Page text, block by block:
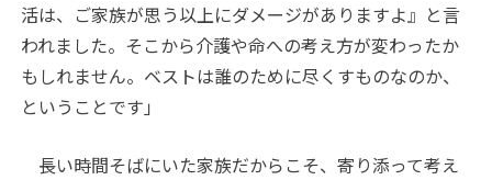
活は、ご家族が思う以上にダメージがありますよ』と言
われました。そこから介護や命への考え方が変わったか
もしれません。ベストは誰のために尽くすものなのか、
ということです」
長い時間そばにいた家族だからこそ、寄り添って考え